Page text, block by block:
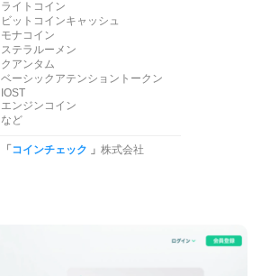
ライトコイン
ビットコインキャッシュ
モナコイン
ステラルーメン
クアンタム
ベーシックアテンショントークン
IOST
エンジンコイン
など
「 コインチェック 」 株式会社